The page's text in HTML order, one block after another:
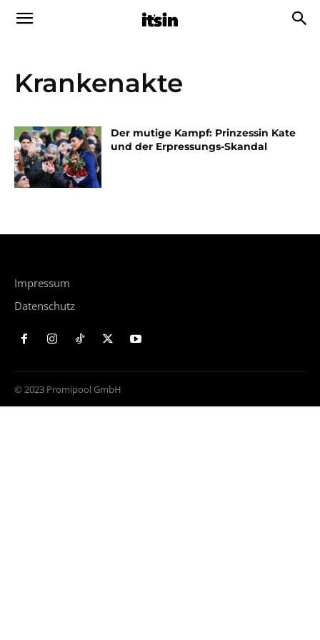
Krankenakte
Der mutige Kampf: Prinzessin Kate
und der Erpressungs-Skandal
Impressum
Datenschutz
© 2023 Promipool GmbH